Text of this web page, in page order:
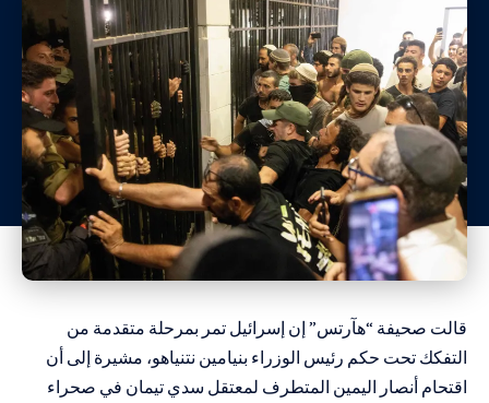
قالت صحيفة “هآرتس” إن إسرائيل تمر بمرحلة متقدمة من
التفكك تحت حكم رئيس الوزراء بنيامين نتنياهو، مشيرة إلى أن
اقتحام أنصار اليمين المتطرف لمعتقل سدي تيمان في صحراء